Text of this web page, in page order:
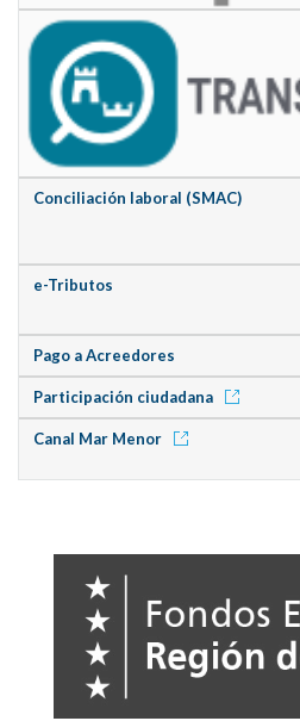
Conciliación laboral (SMAC)
e-Tributos
Pago a Acreedores
Participación ciudadana
Canal Mar Menor